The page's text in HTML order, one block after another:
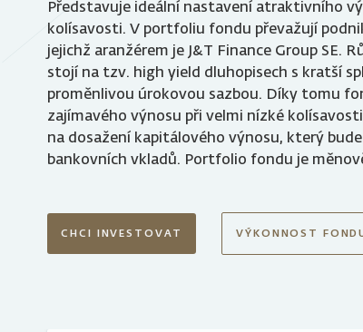
J&T MONEY A CZK OPF
J&T MONEY P CZK OPF
J&T MONEY I CZK OPF
Představuje ideální nastavení atraktivního
kolísavosti. V portfoliu fondu převažují
jejichž aranžérem je J&T Finance Group SE.
stojí na tzv. high yield dluhopisech s kratší
proměnlivou úrokovou sazbou. Díky tomu
zajímavého výnosu při velmi nízké
na dosažení kapitálového výnosu, který
bankovních vkladů. Portfolio fondu je
CHCI INVESTOVAT VÝKONNOST